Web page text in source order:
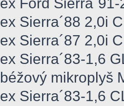
ex Sierra´88 2,0i
ex Sierra´87 2,0i
ex Sierra´83-1,6
béžový mikroplyš
ex Sierra´83-1,6